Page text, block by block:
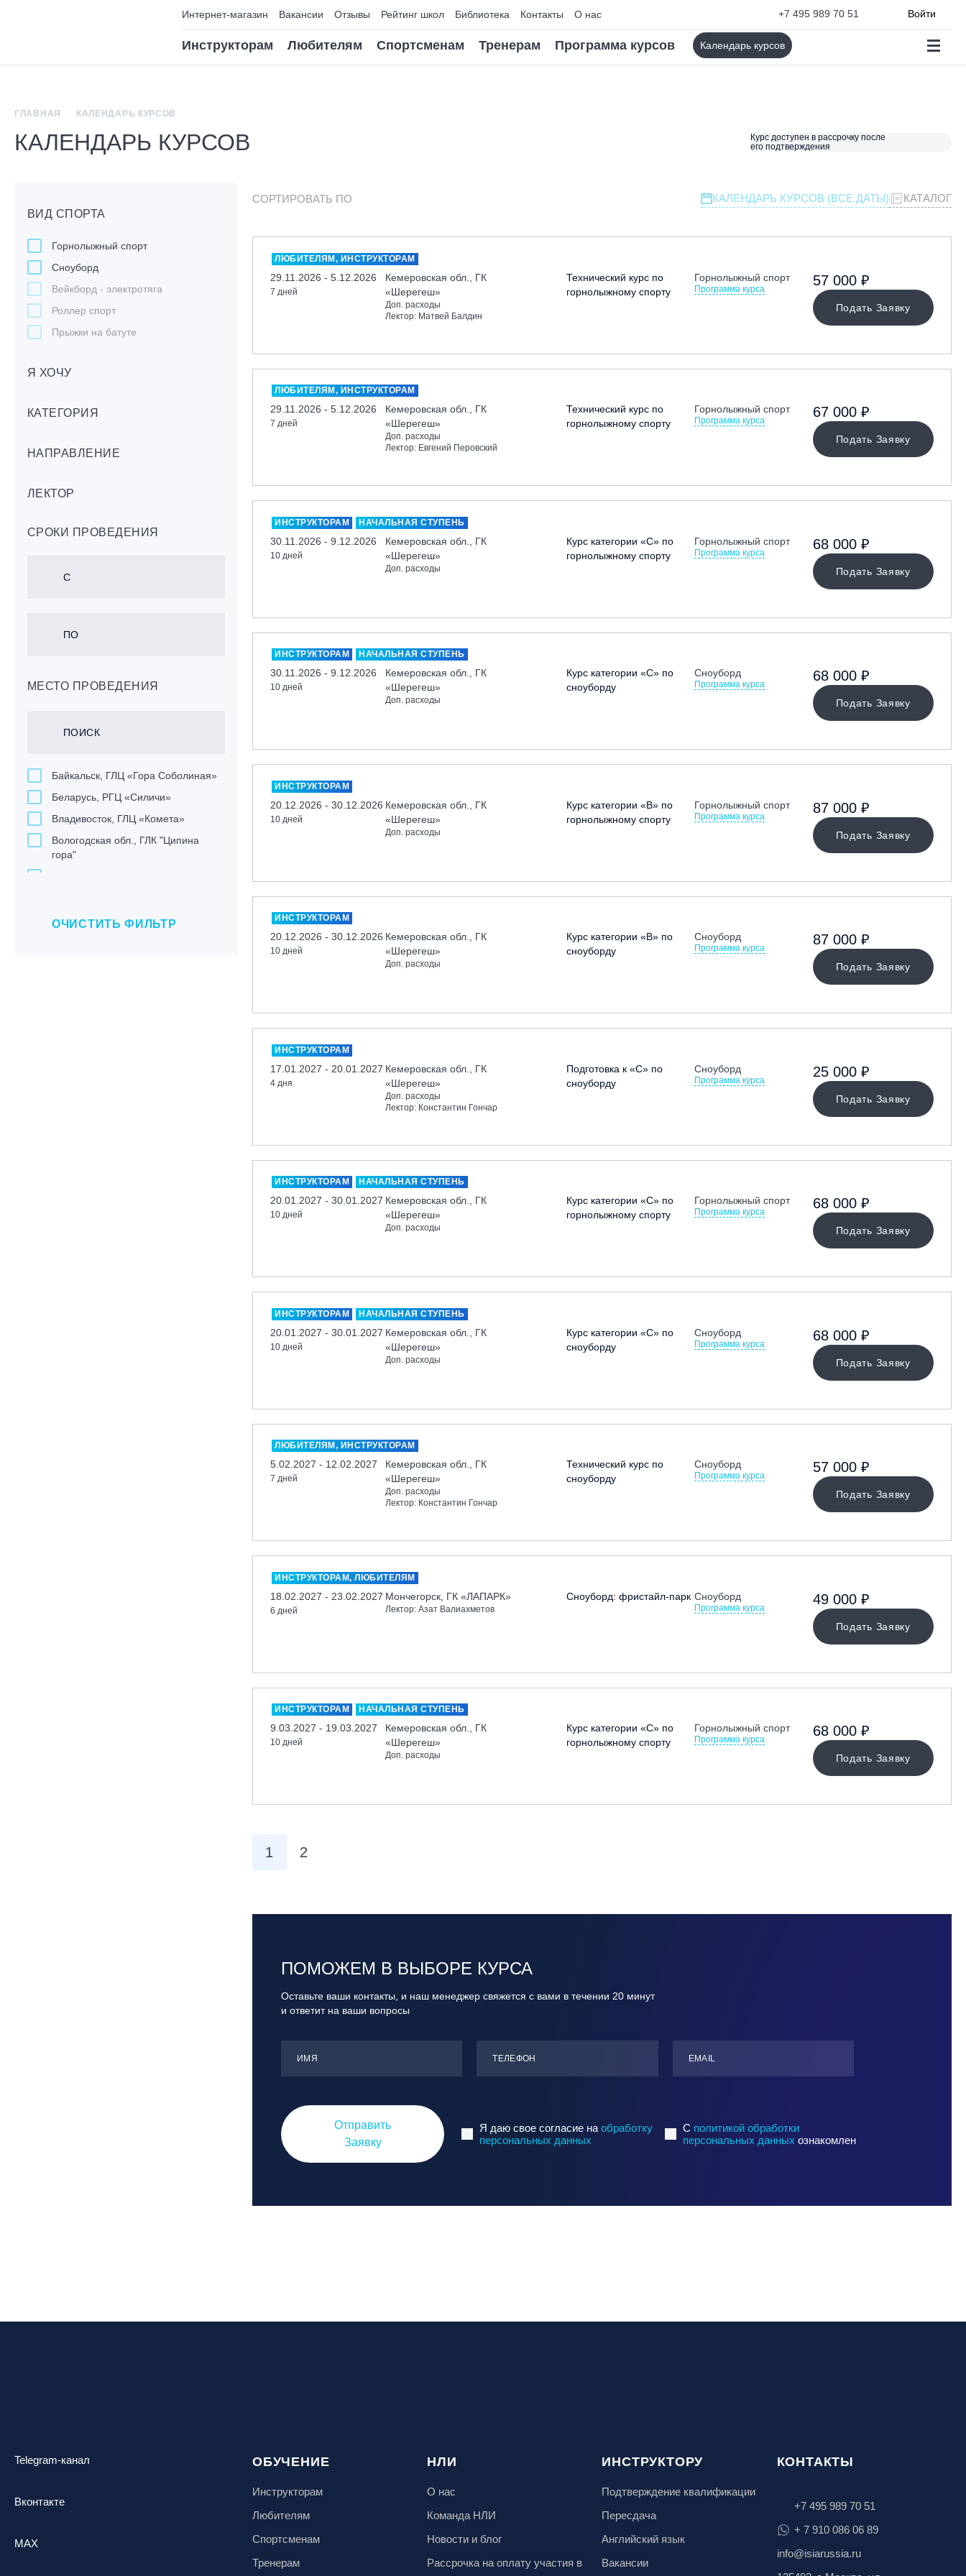
Интернет-магазин Вакансии Отзывы Рейтинг школ Библиотека Контакты О нас +7 495 989 70 51 Войти
Инструкторам Любителям Спортсменам Тренерам Программа курсов Календарь курсов
ГЛАВНАЯ КАЛЕНДАРЬ КУРСОВ
КАЛЕНДАРЬ КУРСОВ
Курс доступен в рассрочку после
его подтверждения
ВИД СПОРТА
Горнолыжный спорт
Сноуборд
Вейкборд - электротяга
Роллер спорт
Прыжки на батуте
Лонгбординг
бордах
Игровые виды спорта
Мечевой бой
Я ХОЧУ
КАТЕГОРИЯ
НАПРАВЛЕНИЕ
ЛЕКТОР
СРОКИ ПРОВЕДЕНИЯ
МЕСТО ПРОВЕДЕНИЯ
Байкальск, ГЛЦ «Гора Соболиная»
Беларусь, РГЦ «Силичи»
Владивосток, ГЛЦ «Комета»
Вологодская обл., ГЛК "Ципина
гора"
Екатеринбург, ГЛЦ «Уктус»
ОЧИСТИТЬ ФИЛЬТР
СОРТИРОВАТЬ ПО КАЛЕНДАРЬ КУРСОВ (ВСЕ ДАТЫ) КАТАЛОГ
ЛЮБИТЕЛЯМ, ИНСТРУКТОРАМ
29.11.2026 - 5.12.2026
7 дней
Кемеровская обл., ГК
«Шерегеш»
Доп. расходы
Лектор: Матвей Балдин
Технический курс по
горнолыжному спорту
Горнолыжный спорт
Программа курса
Подать Заявку
57 000 ₽
ЛЮБИТЕЛЯМ, ИНСТРУКТОРАМ
29.11.2026 - 5.12.2026
7 дней
Кемеровская обл., ГК
«Шерегеш»
Доп. расходы
Лектор: Евгений Перовский
Технический курс по
горнолыжному спорту
Горнолыжный спорт
Программа курса
Подать Заявку
67 000 ₽
ИНСТРУКТОРАМ НАЧАЛЬНАЯ СТУПЕНЬ
30.11.2026 - 9.12.2026
10 дней
Кемеровская обл., ГК
«Шерегеш»
Доп. расходы
Курс категории «С» по
горнолыжному спорту
Горнолыжный спорт
Программа курса
Подать Заявку
68 000 ₽
ИНСТРУКТОРАМ НАЧАЛЬНАЯ СТУПЕНЬ
30.11.2026 - 9.12.2026
10 дней
Кемеровская обл., ГК
«Шерегеш»
Доп. расходы
Курс категории «С» по
сноуборду
Сноуборд
Программа курса
Подать Заявку
68 000 ₽
ИНСТРУКТОРАМ
20.12.2026 - 30.12.2026
10 дней
Кемеровская обл., ГК
«Шерегеш»
Доп. расходы
Курс категории «В» по
горнолыжному спорту
Горнолыжный спорт
Программа курса
Подать Заявку
87 000 ₽
ИНСТРУКТОРАМ
20.12.2026 - 30.12.2026
10 дней
Кемеровская обл., ГК
«Шерегеш»
Доп. расходы
Курс категории «В» по
сноуборду
Сноуборд
Программа курса
Подать Заявку
87 000 ₽
ИНСТРУКТОРАМ
17.01.2027 - 20.01.2027
4 дня
Кемеровская обл., ГК
«Шерегеш»
Доп. расходы
Лектор: Константин Гончар
Подготовка к «С» по
сноуборду
Сноуборд
Программа курса
Подать Заявку
25 000 ₽
ИНСТРУКТОРАМ НАЧАЛЬНАЯ СТУПЕНЬ
20.01.2027 - 30.01.2027
10 дней
Кемеровская обл., ГК
«Шерегеш»
Доп. расходы
Курс категории «С» по
горнолыжному спорту
Горнолыжный спорт
Программа курса
Подать Заявку
68 000 ₽
ИНСТРУКТОРАМ НАЧАЛЬНАЯ СТУПЕНЬ
20.01.2027 - 30.01.2027
10 дней
Кемеровская обл., ГК
«Шерегеш»
Доп. расходы
Курс категории «С» по
сноуборду
Сноуборд
Программа курса
Подать Заявку
68 000 ₽
ЛЮБИТЕЛЯМ, ИНСТРУКТОРАМ
5.02.2027 - 12.02.2027
7 дней
Кемеровская обл., ГК
«Шерегеш»
Доп. расходы
Лектор: Константин Гончар
Технический курс по
сноуборду
Сноуборд
Программа курса
Подать Заявку
57 000 ₽
ИНСТРУКТОРАМ, ЛЮБИТЕЛЯМ
18.02.2027 - 23.02.2027
6 дней
Мончегорск, ГК «ЛАПАРК»
Лектор: Азат Валиахметов
Сноуборд: фристайл-парк Сноуборд
Программа курса
Подать Заявку
49 000 ₽
ИНСТРУКТОРАМ НАЧАЛЬНАЯ СТУПЕНЬ
9.03.2027 - 19.03.2027
10 дней
Кемеровская обл., ГК
«Шерегеш»
Доп. расходы
Курс категории «С» по
горнолыжному спорту
Горнолыжный спорт
Программа курса
Подать Заявку
68 000 ₽
1 2
ПОМОЖЕМ В ВЫБОРЕ КУРСА
Оставьте ваши контакты, и наш менеджер свяжется с вами в течении 20 минут
и ответит на ваши вопросы
ИМЯ ТЕЛЕФОН ЕMАIL
Отправить
Заявку
Я даю свое согласие наобработку
персональных данных
C политикой обработки
персональных данных ознакомлен
Telegram-канал
Вконтакте
MAX
ОБУЧЕНИЕ
Инструкторам
Любителям
Спортсменам
Тренерам
НЛИ
О нас
Команда НЛИ
Новости и блог
Рассрочка на оплату участия в
ИНСТРУКТОРУ
Подтверждение квалификации
Пересдача
Английский язык
Вакансии
КОНТАКТЫ
+7 495 989 70 51
+ 7 910 086 06 89
info@isiarussia.ru